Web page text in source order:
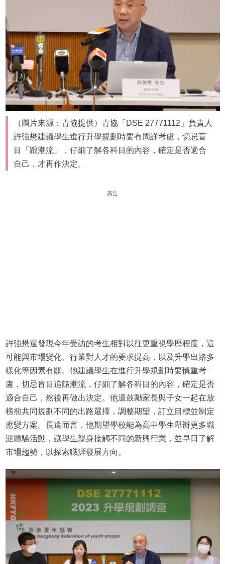
（圖片來源：青協提供）青協「DSE 27771112」負責人
許強懋建議學生進行升學規劃時要有周詳考慮，切忌盲
目「跟潮流」，仔細了解各科目的內容，確定是否適合
自己，才再作決定。
廣告
許強懋還發現今年受訪的考生相對以往更重視學歷程度，這
可能與市場變化、行業對人才的要求提高，以及升學出路多
樣化等因素有關。他建議學生在進行升學規劃時要慎重考
慮，切忌盲目追隨潮流，仔細了解各科目的內容，確定是否
適合自己，然後再做出決定。他還鼓勵家長與子女一起在放
榜前共同規劃不同的出路選擇，調整期望，訂立目標並制定
應變方案。長遠而言，他期望學校能為高中學生舉辦更多職
涯體驗活動，讓學生親身接觸不同的新興行業，並早日了解
市場趨勢，以探索職涯發展方向。